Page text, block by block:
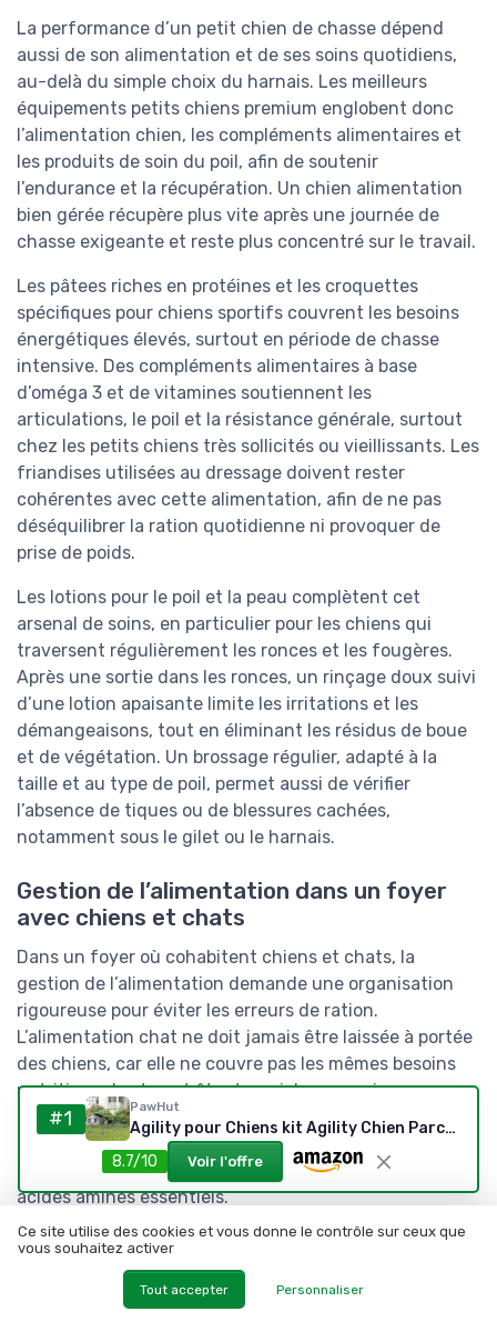
La performance d’un petit chien de chasse dépend
aussi de son alimentation et de ses soins quotidiens,
au-delà du simple choix du harnais. Les meilleurs
équipements petits chiens premium englobent donc
l’alimentation chien, les compléments alimentaires et
les produits de soin du poil, afin de soutenir
l’endurance et la récupération. Un chien alimentation
bien gérée récupère plus vite après une journée de
chasse exigeante et reste plus concentré sur le travail.
Les pâtees riches en protéines et les croquettes
spécifiques pour chiens sportifs couvrent les besoins
énergétiques élevés, surtout en période de chasse
intensive. Des compléments alimentaires à base
d’oméga 3 et de vitamines soutiennent les
articulations, le poil et la résistance générale, surtout
chez les petits chiens très sollicités ou vieillissants. Les
friandises utilisées au dressage doivent rester
cohérentes avec cette alimentation, afin de ne pas
déséquilibrer la ration quotidienne ni provoquer de
prise de poids.
Les lotions pour le poil et la peau complètent cet
arsenal de soins, en particulier pour les chiens qui
traversent régulièrement les ronces et les fougères.
Après une sortie dans les ronces, un rinçage doux suivi
d’une lotion apaisante limite les irritations et les
démangeaisons, tout en éliminant les résidus de boue
et de végétation. Un brossage régulier, adapté à la
taille et au type de poil, permet aussi de vérifier
l’absence de tiques ou de blessures cachées,
notamment sous le gilet ou le harnais.
Gestion de l’alimentation dans un foyer
avec chiens et chats
Dans un foyer où cohabitent chiens et chats, la
gestion de l’alimentation demande une organisation
rigoureuse pour éviter les erreurs de ration.
L’alimentation chat ne doit jamais être laissée à portée
des chiens, car elle ne couvre pas les mêmes besoins
nutritionnels et peut être trop riche en graisses pour
un petit chien. Inversement, un chat qui consomme
régulièrement de l’alimentation chien risque des
carences à moyen terme, notamment en certains
acides aminés essentiels.
Pour simplifier le quotidien, certains propriétaires
optent pour un coin repas chien chat clairement
séparé, dans des pièces ou des zones distinctes. Une
#1 PawHut
Agility pour Chiens kit Agility Chien Parcours Agility Chien Set de 4 Obstacles Professionnels Hauteur réglable avec système de Maintien au Sol 99L x 65l x 94H cm Sac Transport fourni Bleu
8.7/10
Voir l'offre
Ce site utilise des cookies et vous donne le contrôle sur ceux que
vous souhaitez activer
Tout accepter Personnaliser